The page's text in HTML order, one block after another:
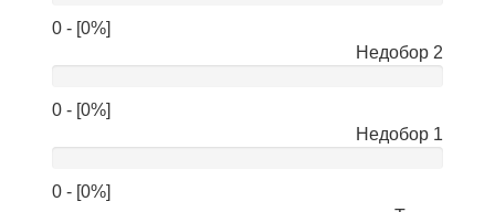
0 - [0%]
Недобор 2
0 - [0%]
Недобор 1
0 - [0%]